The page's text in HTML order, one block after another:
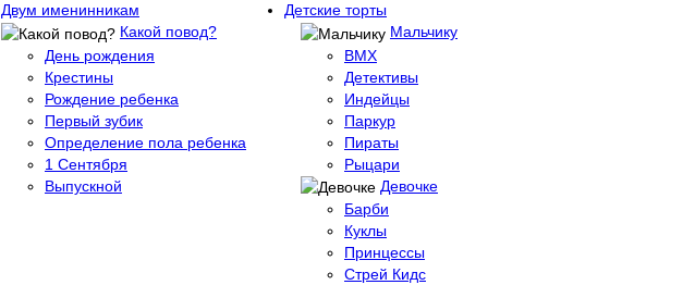
Двум именинникам
Детские торты
Какой повод?
День рождения
Крестины
Рождение ребенка
Первый зубик
Определение пола ребенка
1 Сентября
Выпускной
Мальчику
BMX
Детективы
Индейцы
Паркур
Пираты
Рыцари
Девочке
Барби
Куклы
Принцессы
Стрей Кидс